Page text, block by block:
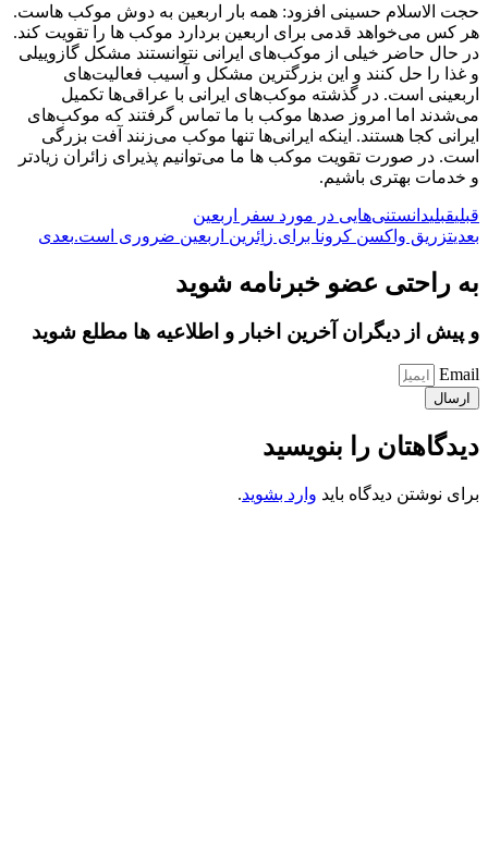
حجت الاسلام حسینی افزود: همه بار اربعین به دوش موکب هاست.
هر کس می‌خواهد قدمی برای اربعین بردارد موکب ها را تقویت کند.
در حال حاضر خیلی از موکب‌های ایرانی نتوانستند مشکل گازوییلی
و غذا را حل کنند و این بزرگترین مشکل و آسیب فعالیت‌های
اربعینی است. در گذشته موکب‌های ایرانی با عراقی‌ها تکمیل
می‌شدند اما امروز صدها موکب با ما تماس گرفتند که موکب‌های
ایرانی کجا هستند. اینکه ایرانی‌ها تنها موکب می‌زنند آفت بزرگی
است. در صورت تقویت موکب ها ما می‌توانیم پذیرای زائران زیادتر
و خدمات بهتری باشیم.
قبلیقبلیدانستنی‌هایی در مورد سفر اربعین
بعدیتزریق واکسن کرونا برای زاِئرین اربعین ضروری است.بعدی
به راحتی عضو خبرنامه شوید
و پیش از دیگران آخرین اخبار و اطلاعیه ها مطلع شوید
Email
ارسال
دیدگاهتان را بنویسید
برای نوشتن دیدگاه باید وارد بشوید.